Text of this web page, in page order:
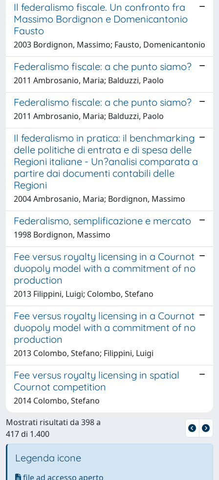
Il federalismo fiscale. Un confronto fra
Massimo Bordignon e Domenicantonio
Fausto
2003 Bordignon, Massimo; Fausto, Domenicantonio
Federalismo fiscale: a che punto siamo?
2011 Ambrosanio, Maria; Balduzzi, Paolo
Federalismo fiscale: a che punto siamo?
2011 Ambrosanio, Maria; Balduzzi, Paolo
Il federalismo in pratica: il benchmarking
delle politiche di entrata e di spesa delle
Regioni italiane - Un?analisi comparata a
partire dai documenti contabili delle
Regioni
2004 Ambrosanio, Maria; Bordignon, Massimo
Federalismo, semplificazione e mercato
1998 Bordignon, Massimo
Fee versus royalty licensing in a Cournot
duopoly model with a commitment of no
production
2013 Filippini, Luigi; Colombo, Stefano
Fee versus royalty licensing in a Cournot
duopoly model with a commitment of no
production
2013 Colombo, Stefano; Filippini, Luigi
Fee versus royalty licensing in spatial
Cournot competition
2014 Colombo, Stefano
Mostrati risultati da 398 a
417 di 1.400
Legenda icone
file ad accesso aperto